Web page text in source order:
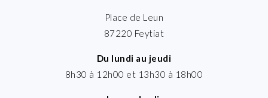
Place de Leun
87220 Feytiat
Du lundi au jeudi
8h30 à 12h00 et 13h30 à 18h00